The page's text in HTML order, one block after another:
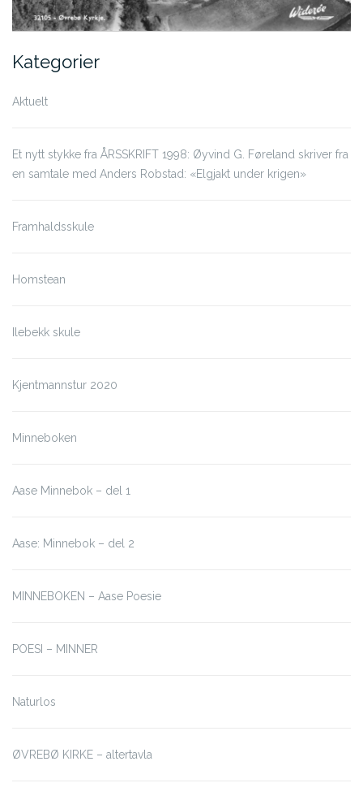
Kategorier
Aktuelt
Et nytt stykke fra ÅRSSKRIFT 1998: Øyvind G. Føreland skriver fra
en samtale med Anders Robstad: «Elgjakt under krigen»
Framhaldsskule
Homstean
Ilebekk skule
Kjentmannstur 2020
Minneboken
Aase Minnebok – del 1
Aase: Minnebok – del 2
MINNEBOKEN – Aase Poesie
POESI – MINNER
Naturlos
ØVREBØ KIRKE – altertavla